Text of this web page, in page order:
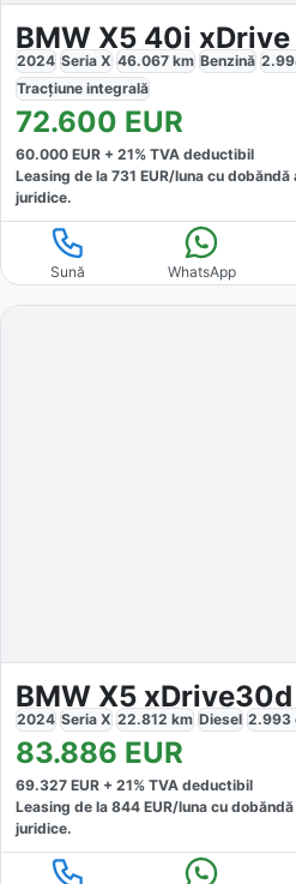
BMW X5 40i
2024 Seria X 46.067 km Benzină
Tracțiune integrală
72.600 EUR
60.000 EUR + 21% TVA deductibil
Leasing de la 731 EUR/luna cu dobăndă
juridice.
Sună WhatsApp
BMW X5 xDrive30d
2024 Seria X 22.812 km Diesel 2.993
83.886 EUR
69.327 EUR + 21% TVA deductibil
Leasing de la 844 EUR/luna cu dobăndă
juridice.